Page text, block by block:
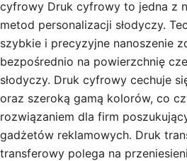
cyfrowy Druk cyfrowy to jedna z
metod personalizacji słodyczy.
szybkie i precyzyjne nanoszenie
bezpośrednio na powierzchnię
słodyczy. Druk cyfrowy cechuje
oraz szeroką gamą kolorów, co
rozwiązaniem dla firm
gadżetów reklamowych. Druk
transferowy polega na